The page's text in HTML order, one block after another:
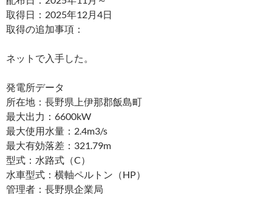
取得日：2025年12月4日
取得の追加事項：
ネットで入手した。
発電所データ
所在地：長野県上伊那郡飯島町
最大出力：6600kW
最大使用水量：2.4m3/s
最大有効落差：321.79m
型式：水路式（C）
水車型式：横軸ペルトン（HP）
管理者：長野県企業局